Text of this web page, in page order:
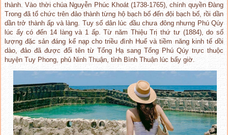
thành. Vào thời chúa Nguyễn Phúc Khoát (1738-1765), chính quyền Đàng
Trong đã tổ chức trên đảo thành từng hộ bạch bố đến đội bạch bố, rồi dần
dần trở thành ấp và làng. Tuy số dân lúc đầu chưa đông nhưng Phú Qúy
lúc ấy có đến 14 làng và 1 ấp. Từ năm Thiệu Trị thứ tư (1884), do số
lượng đặc sản đáng kể nạp cho triều đình Huế và tiềm năng kinh tế dồi
dào, đảo đã được đổi tên từ Tổng Hạ sang Tổng Phú Qúy trực thuộc
huyện Tuy Phong, phủ Ninh Thuận, tỉnh Bình Thuận lúc bấy giờ.